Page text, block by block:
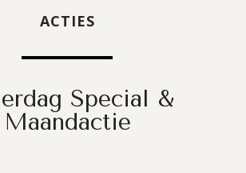
ACTIES
Special &
Maandactie